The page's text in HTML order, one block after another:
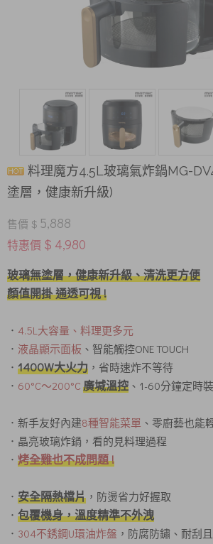
料理魔方4.5L玻璃氣炸鍋MG-
塗層，健康新升級)
售價 $ 5,888
特惠價 $ 4,980
玻璃無塗層，健康新升級、清洗更方便
顏值開掛 通透可視 !
． 4.5L大容量、料理更多元
． 液晶顯示面板 、智能觸控ONE TOUCH
． 1400W大火力 ，省時速炸不等待
． 60°C〜200°C 廣堿溫控 、1-60分鐘定時
．新手友好內建8種智能菜單 、零廚藝也能
．晶亮玻璃炸鍋，看的見料理過程
． 烤全雞也不成問題!
． 安全隔熱檔片 ，防燙省力好握取
． 包覆機身，溫度精準不外洩
． 304不銹鋼U環油炸盤 ，防腐防鏽、耐刮